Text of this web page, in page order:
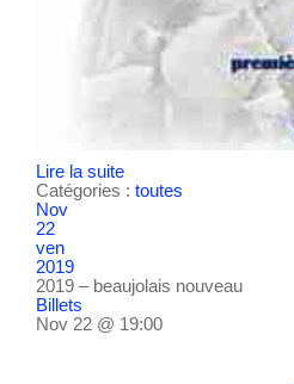
Lire la suite
Catégories : toutes
Nov
22
ven
2019
2019 – beaujolais nouveau
Billets
Nov 22 @ 19:00